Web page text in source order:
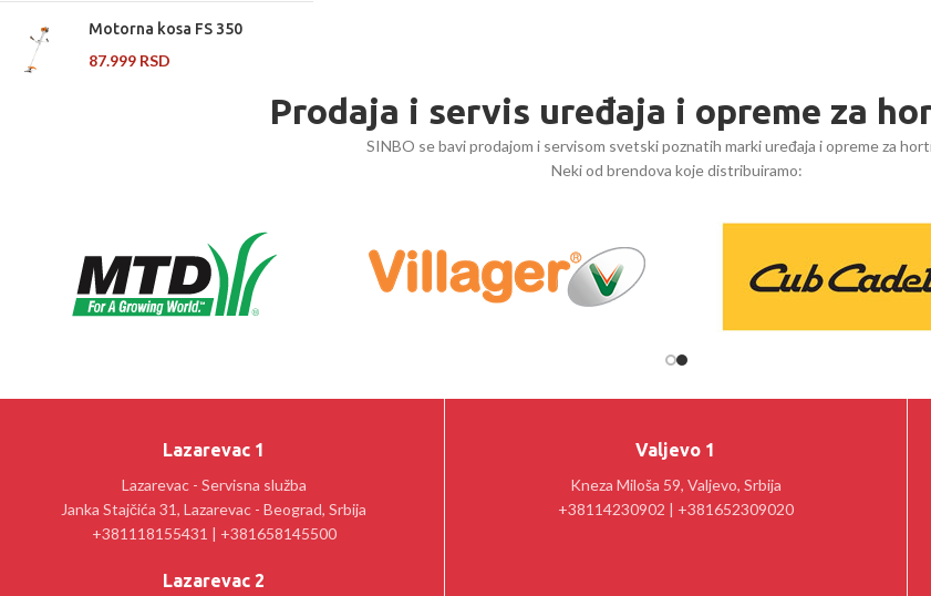
Motorna kosa FS 350
87.999 RSD
Prodaja i servis uređaja i opreme za
SINBO se bavi prodajom i servisom svetski poznatih marki uređaja i opreme za
Neki od brendova koje distribuiramo:
Lazarevac 1
Lazarevac - Servisna služba
Janka Stajčića 31, Lazarevac - Beograd, Srbija
+381118155431 | +381658145500
Lazarevac 2
Valjevo 1
Kneza Miloša 59, Valjevo, Srbija
+38114230902 | +381652309020